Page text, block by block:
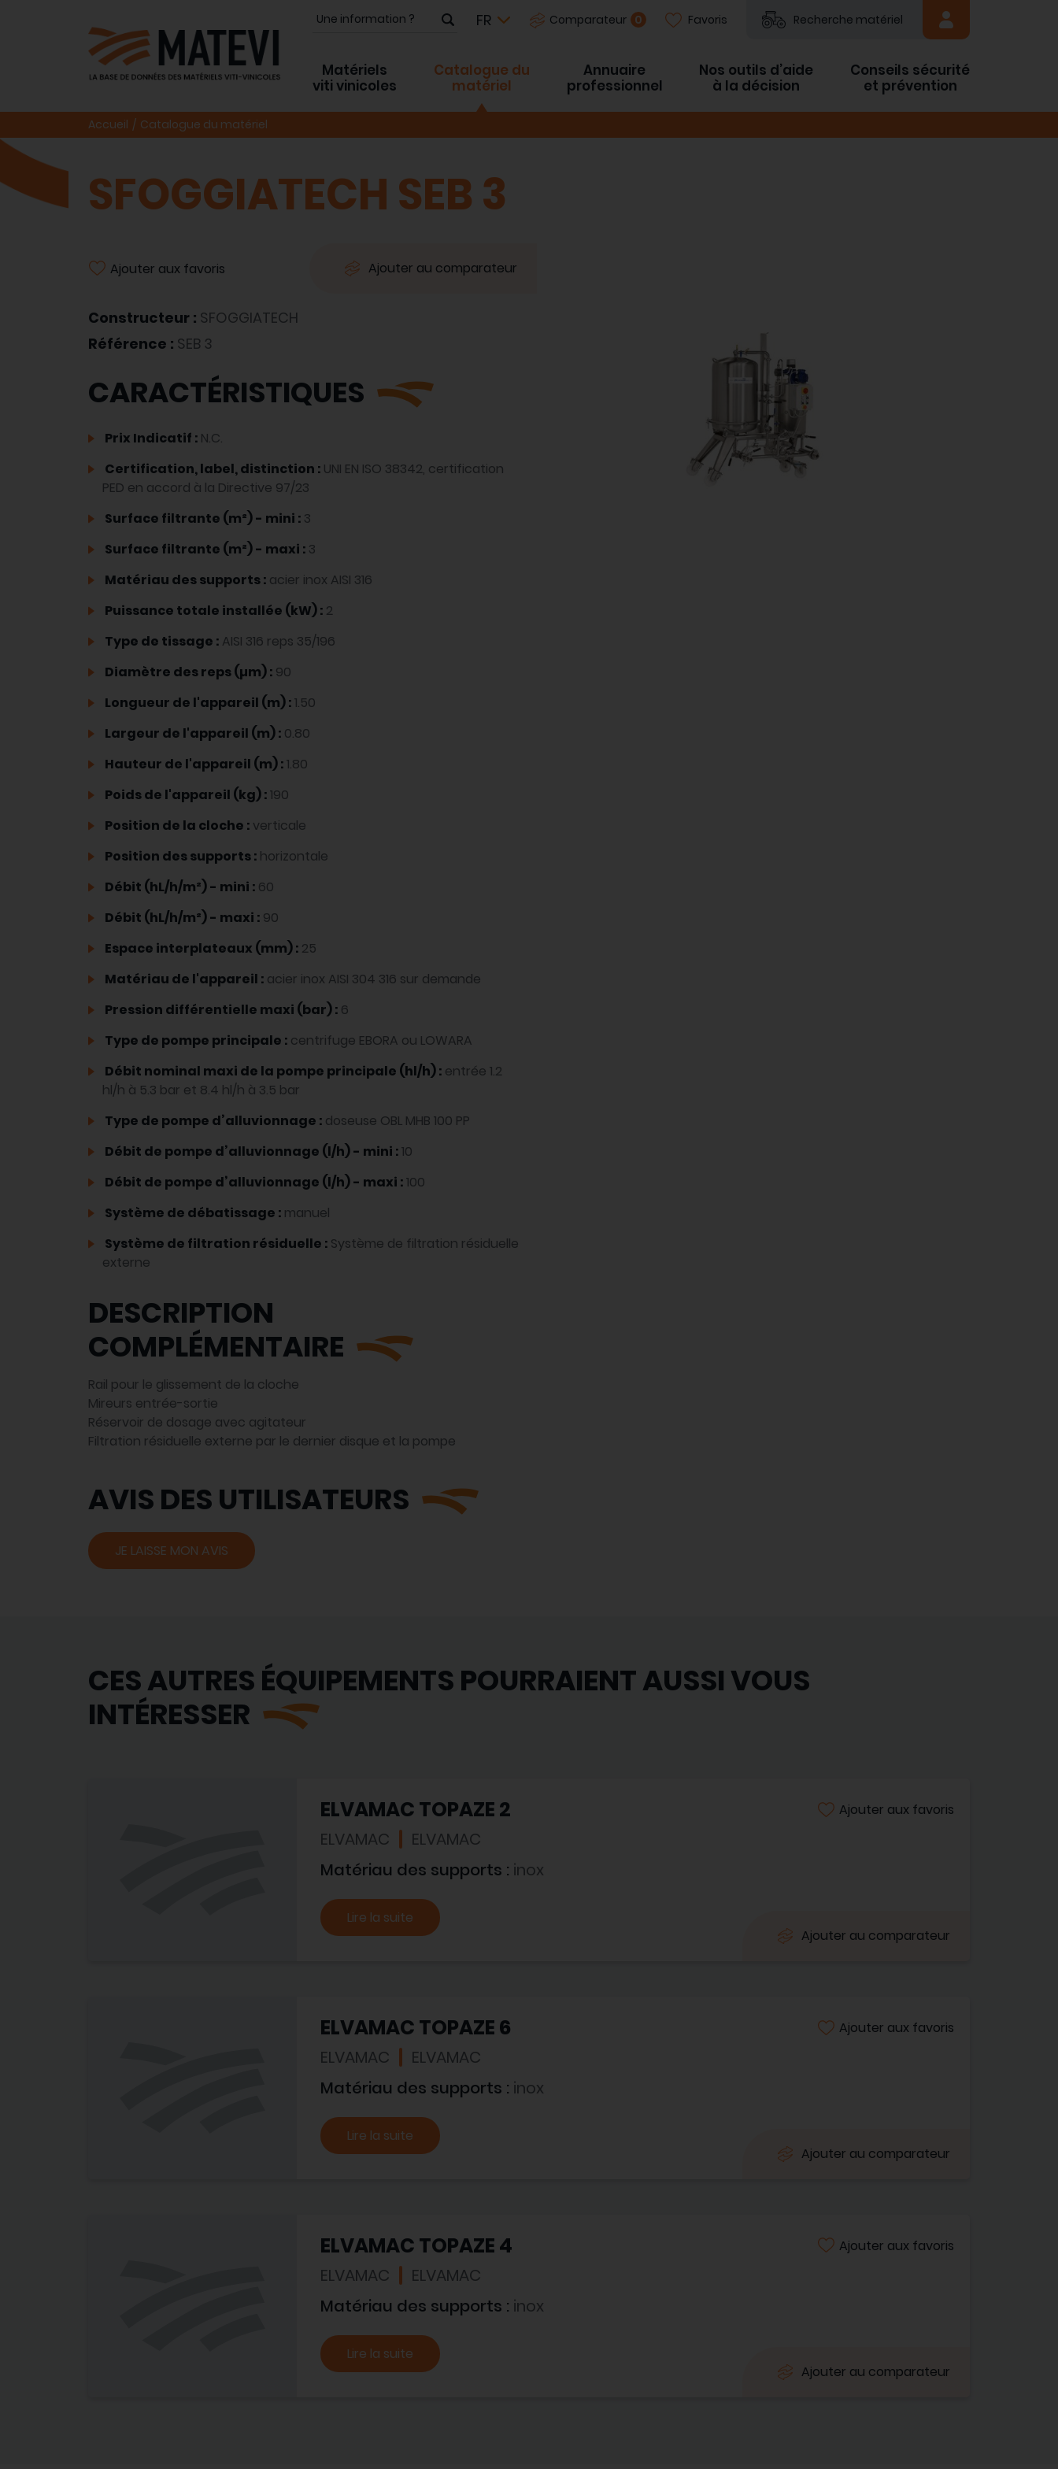
Comparateur 0 Favoris Recherche matériel
Matériels
viti vinicoles
Catalogue du
matériel
Annuaire
professionnel
Nos outils d’aide
à la décision
Conseils sécurité
et prévention
Accueil Catalogue du matériel
SFOGGIATECH SEB 3
Ajouter aux favoris Ajouter au comparateur
Constructeur : SFOGGIATECH
Référence : SEB 3
CARACTÉRISTIQUES
Prix Indicatif : N.C.
Certification, label, distinction : UNI EN ISO 38342, certification
PED en accord à la Directive 97/23
Surface filtrante (m²) - mini : 3
Surface filtrante (m²) - maxi : 3
Matériau des supports : acier inox AISI 316
Puissance totale installée (kW) : 2
Type de tissage : AISI 316 reps 35/196
Diamètre des reps (µm) : 90
Longueur de l'appareil (m) :1.50
Largeur de l'appareil (m) : 0.80
Hauteur de l'appareil (m) :1.80
Poids de l'appareil (kg) :190
Position de la cloche : verticale
Position des supports : horizontale
Débit (hL/h/m²) - mini : 60
Débit (hL/h/m²) - maxi : 90
Espace interplateaux (mm) : 25
Matériau de l'appareil : acier inox AISI 304 316 sur demande
Pression différentielle maxi (bar) : 6
Type de pompe principale : centrifuge EBORA ou LOWARA
Débit nominal maxi de la pompe principale (hl/h) : entrée 1.2
hl/h à 5.3 bar et 8.4 hl/h à 3.5 bar
Type de pompe d’alluvionnage : doseuse OBL MHB 100 PP
Débit de pompe d’alluvionnage (l/h) - mini :10
Débit de pompe d’alluvionnage (l/h) - maxi :100
Système de débatissage : manuel
Système de filtration résiduelle : Système de filtration résiduelle
externe
DESCRIPTION
COMPLÉMENTAIRE
Rail pour le glissement de la cloche
Mireurs entrée-sortie
Réservoir de dosage avec agitateur
Filtration résiduelle externe par le dernier disque et la pompe
AVIS DES UTILISATEURS
JE LAISSE MON AVIS
CES AUTRES ÉQUIPEMENTS POURRAIENT AUSSI VOUS
INTÉRESSER
ELVAMAC TOPAZE 2
ELVAMAC ELVAMAC
Ajouter aux favoris
Matériau des supports : inox
Lire la suite
Ajouter au comparateur
ELVAMAC TOPAZE 6
ELVAMAC ELVAMAC
Ajouter aux favoris
Matériau des supports : inox
Lire la suite
Ajouter au comparateur
ELVAMAC TOPAZE 4
ELVAMAC ELVAMAC
Ajouter aux favoris
Matériau des supports : inox
Lire la suite
Ajouter au comparateur